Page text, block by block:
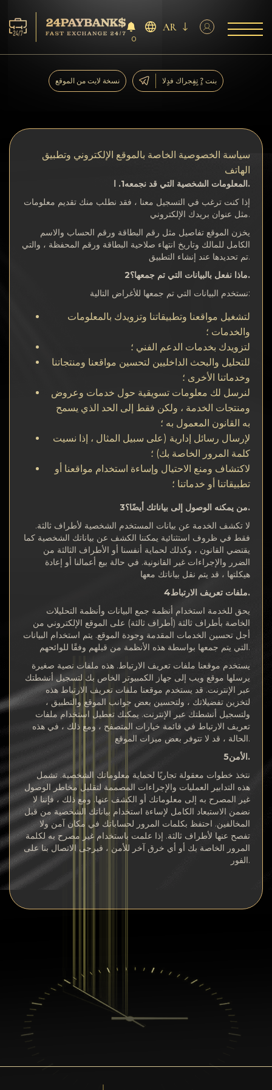
الخدمات
اف?نالٍل
AML/CFT
اتصف بلا
Wiki
FAQ
افسكغة
خرٍظة افكن?غ
0
AR
نسخة لايت من الموقع بنت ?ٍ تٍفٍجراك فدٍلا
سياسة الخصوصية الخاصة بالموقع الإلكتروني وتطبيق
الهاتف
المعلومات الشخصية التي قد نجمعه1. ا.
إذا كنت ترغب في التسجيل معنا ، فقد نطلب منك تقديم معلومات
مثل عنوان بريدك الإلكتروني.
يخزن الموقع تفاصيل مثل رقم البطاقة ورقم الحساب والاسم
الكامل للمالك وتاريخ انتهاء صلاحية البطاقة ورقم المحفظة ، والتي
تم تحديدها عند إنشاء التطبيق.
ماذا نفعل بالبيانات التي تم جمعها؟2.
نستخدم البيانات التي تم جمعها للأغراض التالية:
لتشغيل مواقعنا وتطبيقاتنا وتزويدك بالمعلومات
والخدمات ؛
لتزويدك بخدمات الدعم الفني ؛
للتحليل والبحث الداخليين لتحسين مواقعنا ومنتجاتنا
وخدماتنا الأخرى ؛
لنرسل لك معلومات تسويقية حول خدمات وعروض
ومنتجات الخدمة ، ولكن فقط إلى الحد الذي يسمح
به القانون المعمول به ؛
لإرسال رسائل إدارية (على سبيل المثال ، إذا نسيت
كلمة المرور الخاصة بك) ؛
لاكتشاف ومنع الاحتيال وإساءة استخدام مواقعنا أو
تطبيقاتنا أو خدماتنا ؛
من يمكنه الوصول إلى بياناتك أيضًا؟3.
لا تكشف الخدمة عن بيانات المستخدم الشخصية لأطراف ثالثة.
فقط في ظروف استثنائية يمكننا الكشف عن بياناتك الشخصية كما
يقتضي القانون ، وكذلك لحماية أنفسنا أو الأطراف الثالثة من
الضرر والإجراءات غير القانونية. في حالة بيع أعمالنا أو إعادة
هيكلتها ، قد يتم نقل بياناتك معها
ملفات تعريف الارتباط4.
يحق للخدمة استخدام أنظمة جمع البيانات وأنظمة التحليلات
الخاصة بأطراف ثالثة (أطراف ثالثة) على الموقع الإلكتروني من
أجل تحسين الخدمات المقدمة وجودة الموقع. يتم استخدام البيانات
التي يتم جمعها بواسطة هذه الأنظمة من قبلهم وفقًا للوائحهم.
يستخدم موقعنا ملفات تعريف الارتباط. هذه ملفات نصية صغيرة
يرسلها موقع ويب إلى جهاز الكمبيوتر الخاص بك لتسجيل أنشطتك
عبر الإنترنت. قد يستخدم موقعنا ملفات تعريف الارتباط هذه
لتخزين تفضيلاتك ، ولتحسين بعض جوانب الموقع والتطبيق ،
ولتسجيل أنشطتك عبر الإنترنت. يمكنك تعطيل استخدام ملفات
تعريف الارتباط في قائمة خيارات المتصفح ، ومع ذلك ، في هذه
الحالة ، قد لا تتوفر بعض ميزات الموقع.
الأمن5.
نتخذ خطوات معقولة تجاريًا لحماية معلوماتك الشخصية. تشمل
هذه التدابير العمليات والإجراءات المصممة لتقليل مخاطر الوصول
غير المصرح به إلى معلوماتك أو الكشف عنها. ومع ذلك ، فإننا لا
نضمن الاستبعاد الكامل لإساءة استخدام بياناتك الشخصية من قبل
المخالفين. احتفظ بكلمات المرور لحساباتك في مكان آمن ولا
تفصح عنها لأطراف ثالثة. إذا علمت باستخدام غير مصرح به لكلمة
المرور الخاصة بك أو أي خرق آخر للأمن ، فيرجى الاتصال بنا على
الفور.